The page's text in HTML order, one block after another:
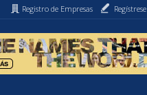
Registro de Empresas Regístrese